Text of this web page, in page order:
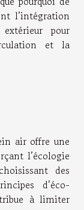
l’intégration
pour
et la
air offre une
l’écologie
des
d’éco-
à limiter